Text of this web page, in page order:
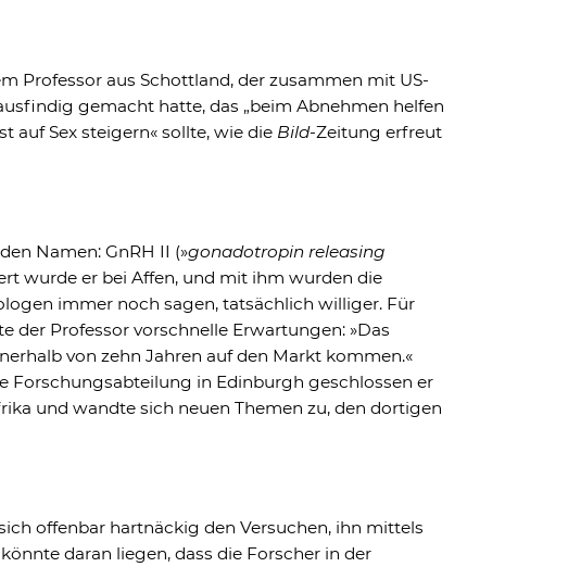
Professor aus Schottland, der zusammen mit US-
gemacht hatte, das „beim Abnehmen helfen
auf Sex steigern« sollte, wie die Bild-Zeitung erfreut
Namen: GnRH II (»gonadotropin releasing
wurde er bei Affen, und mit ihm wurden die
immer noch sagen, tatsächlich williger. Für
der Professor vorschnelle Erwartungen: »Das
von zehn Jahren auf den Markt kommen.«
Forschungsabteilung in Edinburgh geschlossen er
und wandte sich neuen Themen zu, den dortigen
offenbar hartnäckig den Versuchen, ihn mittels
daran liegen, dass die Forscher in der